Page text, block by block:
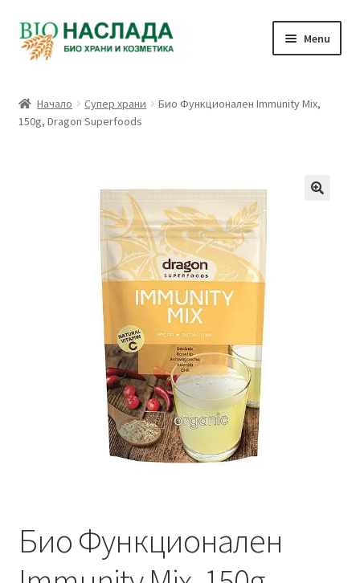
Skip
to
Skip
to
Menu
Количка
Начало Супер храни
Био Функционален Immunity Mix,
150g, Dragon Superfoods
Био Функционален